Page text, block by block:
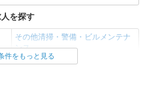
を探す
その他清掃・警備・ビルメンテナ
ンス
件をもっと見る